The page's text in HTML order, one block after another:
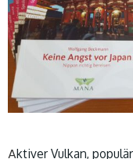
Aktiver Vulkan,